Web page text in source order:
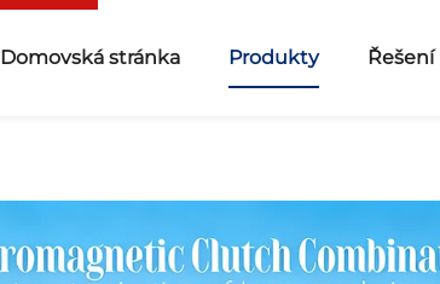
Domovská stránka Produkty Řešení